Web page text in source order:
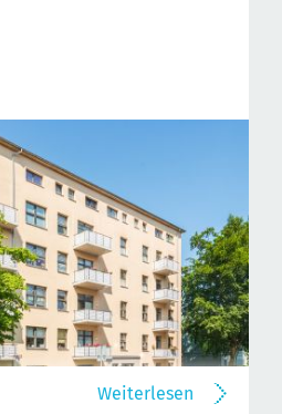
Weiterlesen